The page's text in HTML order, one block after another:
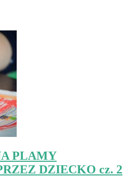
PLAMY
DZIECKO cz. 2